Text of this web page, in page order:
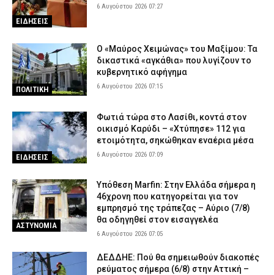
ΕΙΔΗΣΕΙΣ
6 Αυγούστου 2026 07:27
ΠΟΛΙΤΙΚΗ
Ο «Μαύρος Χειμώνας» του Μαξίμου: Τα
δικαστικά «αγκάθια» που λυγίζουν το
κυβερνητικό αφήγημα
6 Αυγούστου 2026 07:15
ΕΙΔΗΣΕΙΣ
Φωτιά τώρα στο Λασίθι, κοντά στον
οικισμό Καρύδι – «Χτύπησε» 112 για
ετοιμότητα, σηκώθηκαν εναέρια μέσα
6 Αυγούστου 2026 07:09
ΑΣΤΥΝΟΜΙΑ
Υπόθεση Marfin: Στην Ελλάδα σήμερα η
46χρονη που κατηγορείται για τον
εμπρησμό της τράπεζας – Αύριο (7/8)
θα οδηγηθεί στον εισαγγελέα
6 Αυγούστου 2026 07:05
ΔΕΔΔΗΕ: Πού θα σημειωθούν διακοπές
ρεύματος σήμερα (6/8) στην Αττική –